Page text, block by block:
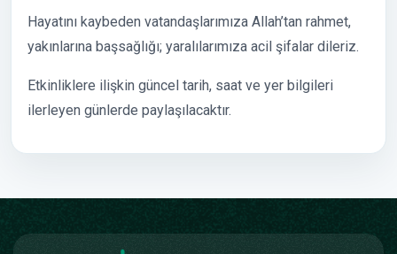
Hayatını kaybeden vatandaşlarımıza Allah’tan rahmet,
yakınlarına başsağlığı; yaralılarımıza acil şifalar dileriz.
Etkinliklere ilişkin güncel tarih, saat ve yer bilgileri
ilerleyen günlerde paylaşılacaktır.